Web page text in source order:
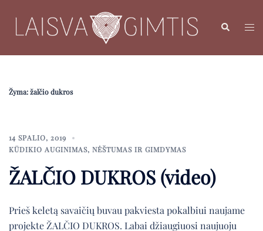
Search
Žyma:žalčio dukros
14 SPALIO, 2019
KŪDIKIO AUGINIMAS, NĖŠTUMAS IR GIMDYMAS
ŽALČIO DUKROS (video)
Prieš keletą savaičių buvau pakviesta pokalbiui naujame
projekte ŽALČIO DUKROS. Labai džiaugiuosi naujuoju